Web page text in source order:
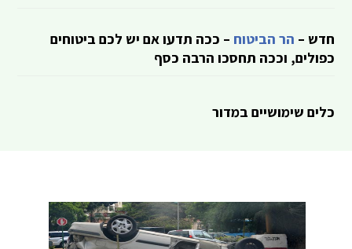
חדש – הר הביטוח – ככה תדעו אם יש לכם ביטוחים
כפולים, וככה תחסכו הרבה כסף
כלים שימושיים במדור